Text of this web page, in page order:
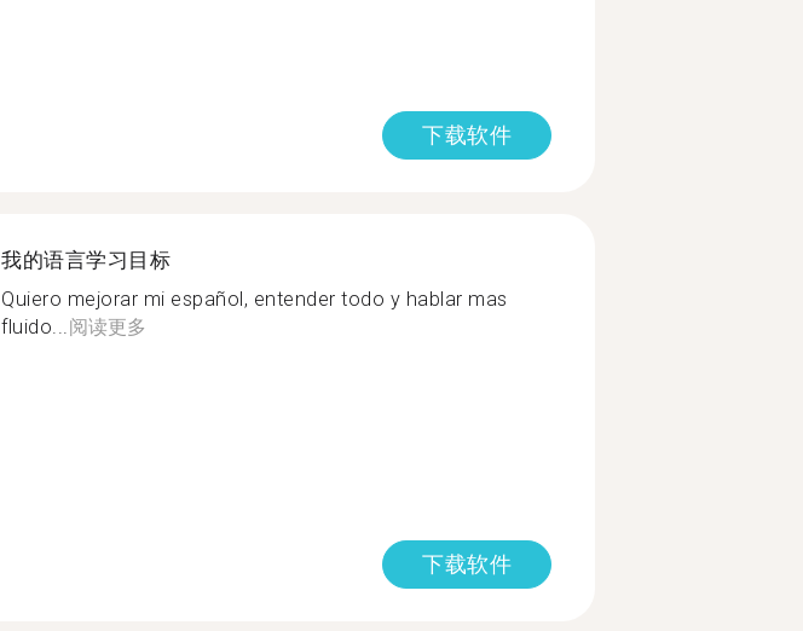
下载软件
我的语言学习目标
Quiero mejorar mi español, entender todo y hablar mas
fluido...阅读更多
下载软件